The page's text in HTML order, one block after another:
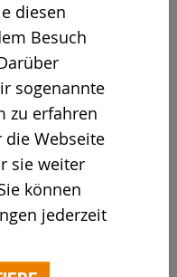
diesen
Besuch
sogenannte
zu erfahren
die Webseite
sie weiter
können
jederzeit
Türkei
eurasischen
und hat einen
dynamischen
IFAT Eurasia